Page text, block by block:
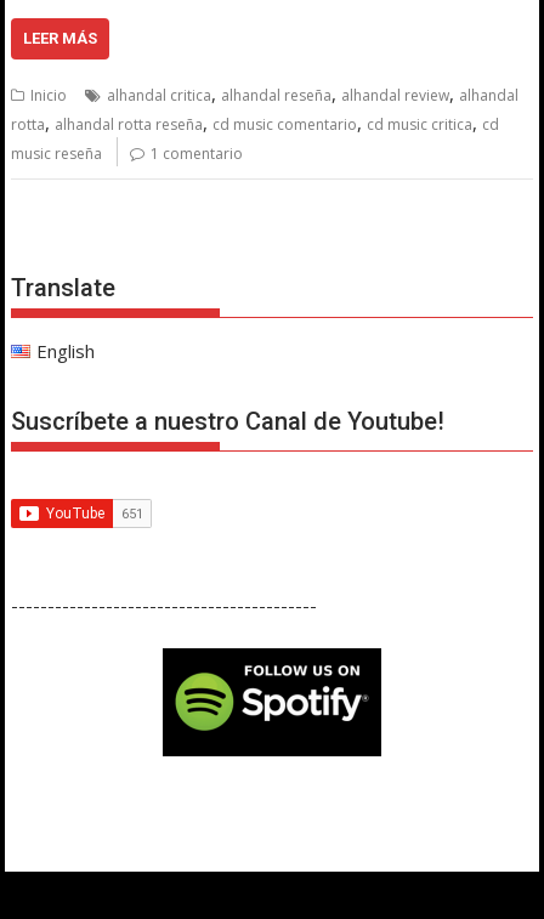
LEER MÁS
Inicio alhandal critica, alhandal reseña, alhandal review, alhandal
rotta, alhandal rotta reseña, cd music comentario, cd music critica, cd
music reseña
1 comentario
Translate
English
Suscríbete a nuestro Canal de Youtube!
------------------------------------------